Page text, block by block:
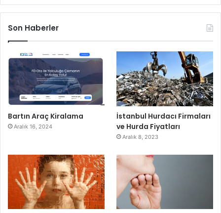
Son Haberler
Bartın Araç Kiralama
Aralık 16, 2024
İstanbul Hurdacı Firmaları
ve Hurda Fiyatları
Aralık 8, 2023